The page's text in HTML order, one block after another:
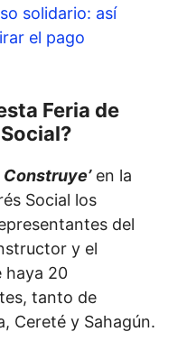
solidario: así
el pago
Feria de
Construye’en la
Social los
del
y el
haya 20
tanto de
Cereté y Sahagún.